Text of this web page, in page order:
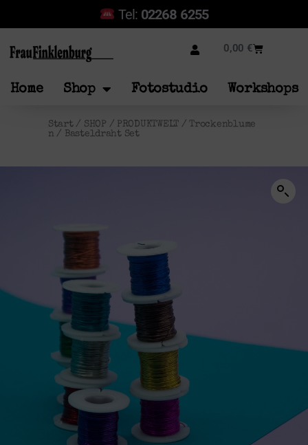
Tel: 02268 6255
0,00 €
Home Shop Fotostudio Workshops
Start/ SHOP / PRODUKTWELT /Trockenblume
n / Basteldraht Set